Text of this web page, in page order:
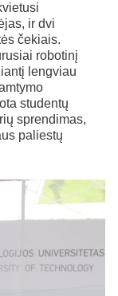
ir dvi
čekiais.
robotinį
lengviau
studentų
sprendimas,
paliestų